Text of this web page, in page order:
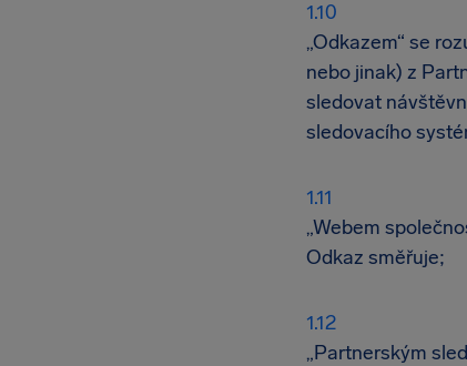
„Odkazem“ se
nebo jinak) z
sledovat
sledovacího
„Webem
Odkaz směřuje;
„Partnerským